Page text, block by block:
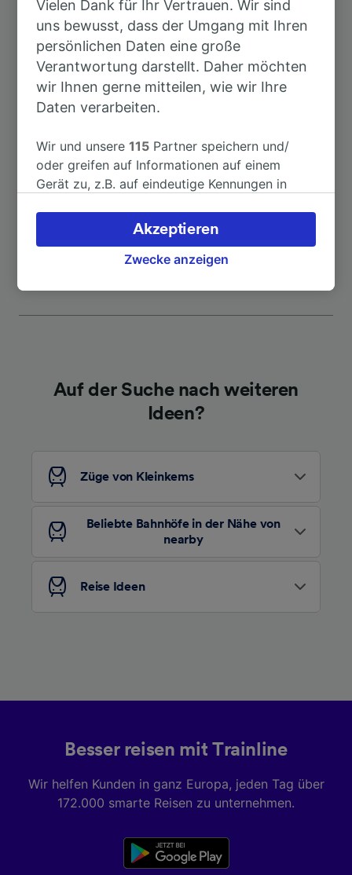
Dauer
Nach Freiburg (Breisgau) Hbf
Nach Basel 19min
Nach Basel SBB 19min
Nach Müllheim (Baden) 15min
Nach Basel Badischer Bahnhof
Auf der Suche nach weiteren
Ideen?
Züge von Kleinkems
Beliebte Bahnhöfe in der Nähe von
nearby
Reise Ideen
Besser reisen mit Trainline
Wir helfen Kunden in ganz Europa, jeden Tag über
172.000 smarte Reisen zu unternehmen.
Vielen Dank für Ihr Vertrauen. Wir sind
uns bewusst, dass der Umgang mit Ihren
persönlichen Daten eine große
Verantwortung darstellt. Daher möchten
wir Ihnen gerne mitteilen, wie wir Ihre
Daten verarbeiten.
Wir und unsere115 Partner speichern und/
oder greifen auf Informationen auf einem
Gerät zu, z.B. auf eindeutige Kennungen in
verarbeiten. Sie können Ihre Präferenzen
akzeptieren oder verwalten, einschließlich
Ihres Widerspruchsrechts bei berechtigtem
Datenschutzrichtlinie. Diese Präferenzen
verwendet, wenn Sie uns gebeten haben, Ihr
Surfverhalten nicht zu verfolgen.
Verwendung genauer Standortdaten.
aktiv abfragen. Speichern von oder Zugriff auf
Informationen auf einem Endgerät.
Personalisierte Werbung und Inhalte, Messung
von Werbeleistung und der Performance von
Entwicklung und Verbesserung von
Zwecke anzeigen
Akzeptieren